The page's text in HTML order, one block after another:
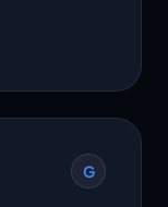
mich
G